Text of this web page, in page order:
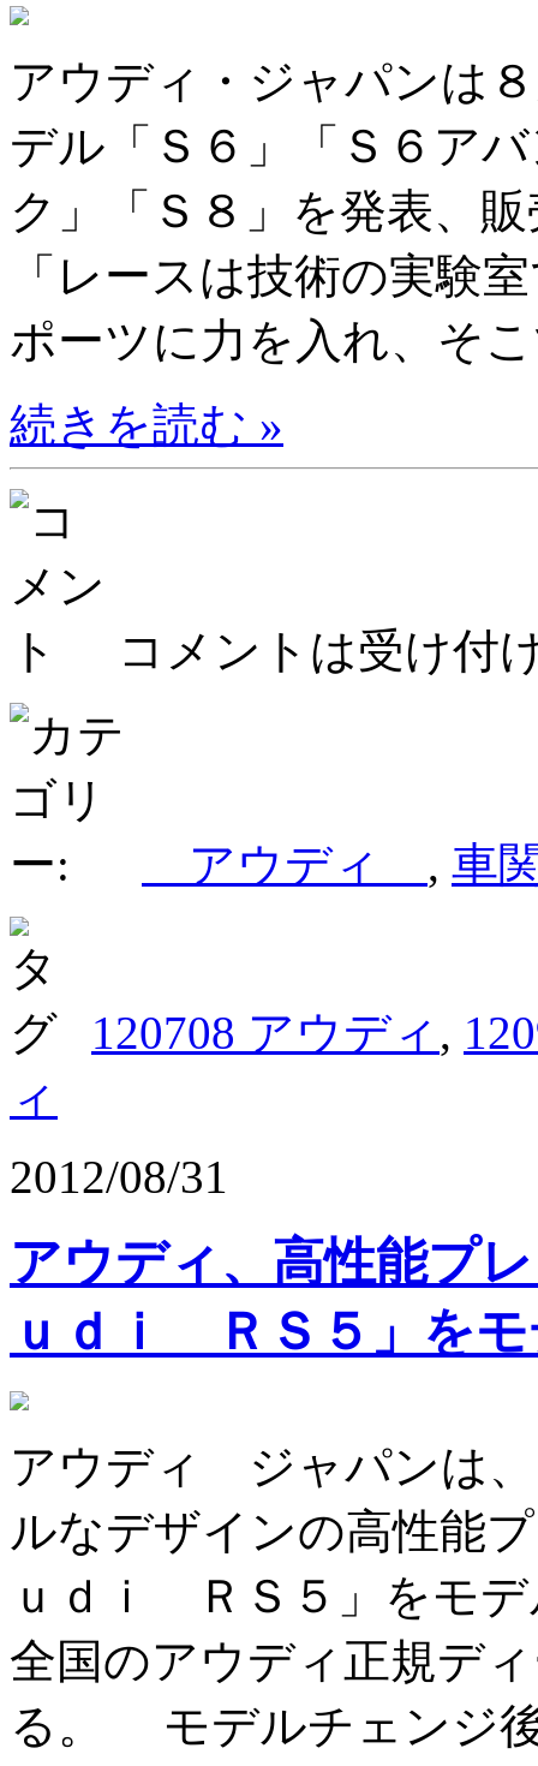
アウディ・ジャパンは
デル「Ｓ６」「Ｓ６ア
ク」「Ｓ８」を発表、
「レースは技術の実験
ポーツに力を入れ、そ
続きを読む »
コメントは受け付
アウディ , 車
120708 アウディ ,
ィ
2012/08/31
アウディ、高性能プ
ｕｄｉ ＲＳ５」を
アウディ ジャパンは
ルなデザインの高性能
ｕｄｉ ＲＳ５」をモ
全国のアウディ正規デ
る。 モデルチェンジ